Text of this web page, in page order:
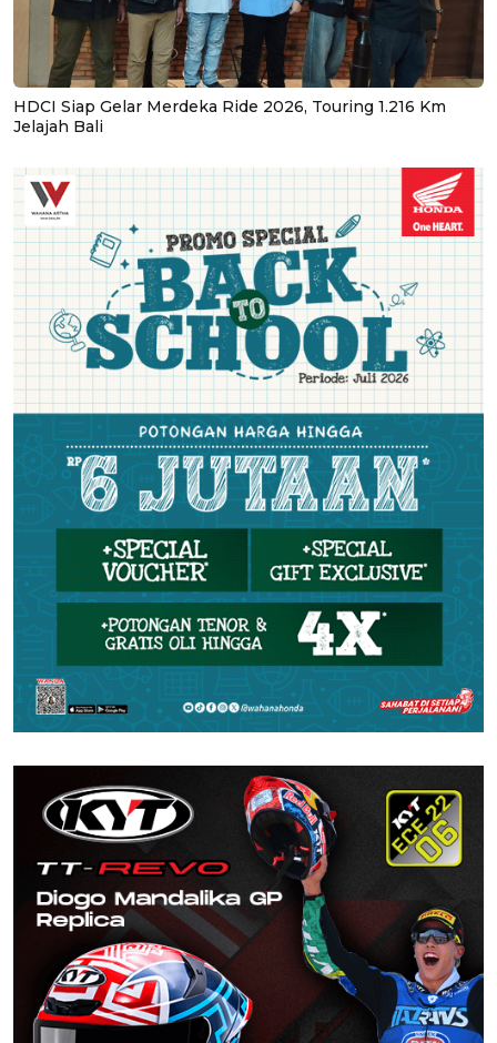
HDCI Siap Gelar Merdeka Ride 2026, Touring 1.216 Km
Jelajah Bali